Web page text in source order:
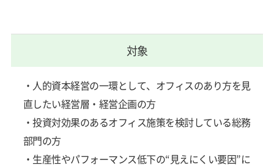
対象
・人的資本経営の一環として、オフィスのあり方を見
直したい経営層・経営企画の方
・投資対効果のあるオフィス施策を検討している総務
部門の方
・生産性やパフォーマンス低下の“見えにくい要因”に